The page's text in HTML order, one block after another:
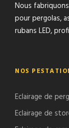
Nous
pour pergolas,
rubans LED,
NOS
Eclairage de
Eclairage de